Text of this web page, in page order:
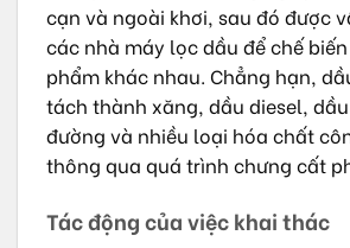
cạn và ngoài khơi, sau đó được
các nhà máy lọc dầu để chế
phẩm khác nhau. Chẳng hạn,
tách thành xăng, dầu diesel,
đường và nhiều loại hóa chất
thông qua quá trình chưng cất
Tác động của việc khai thác